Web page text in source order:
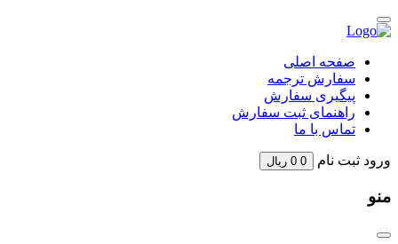
Skip
to
صفحه اصلی
سفارش ترجمه
پیگیری سفارش
راهنمای ثبت سفارش
تماس با ما
ورود ثبت نام 0
0 ریال
منو